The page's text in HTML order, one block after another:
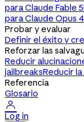
para Claude Fable 5
para Claude Opus
Probar y evaluar
Definir el éxito y
Reforzar las
Reducir
jailbreaksReducir
Referencia
Glosario

Log in